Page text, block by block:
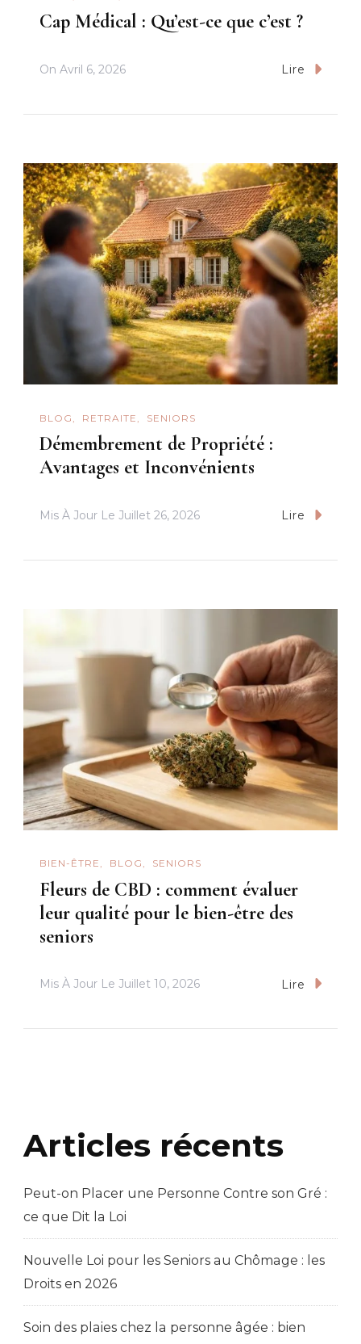
Cap Médical : Qu’est-ce que c’est ?
On Avril 6, 2026 Lire
BLOG RETRAITE SENIORS
Démembrement de Propriété :
Avantages et Inconvénients
Mis À Jour Le Juillet 26, 2026 Lire
BIEN-ÊTRE BLOG SENIORS
Fleurs de CBD : comment évaluer
leur qualité pour le bien-être des
seniors
Mis À Jour Le Juillet 10, 2026 Lire
Articles récents
Peut-on Placer une Personne Contre son Gré :
ce que Dit la Loi
Nouvelle Loi pour les Seniors au Chômage : les
Droits en 2026
Soin des plaies chez la personne âgée : bien